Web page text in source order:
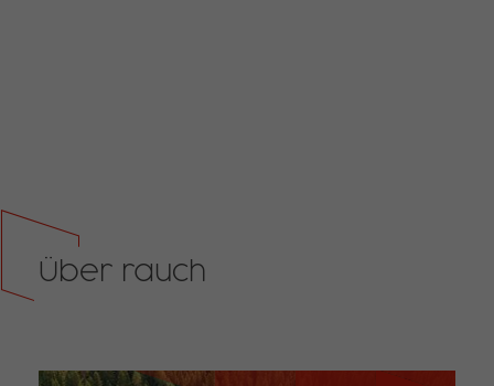
Über rauch